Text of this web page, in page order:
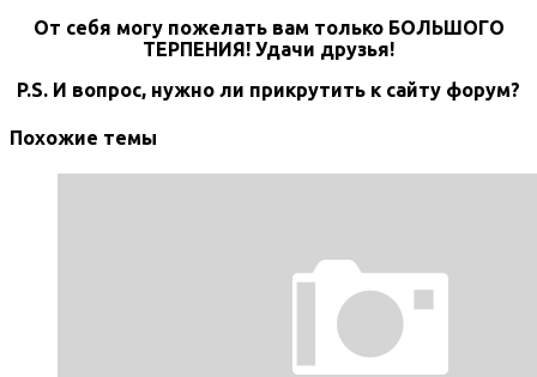
От себя могу пожелать вам только БОЛЬШОГО
ТЕРПЕНИЯ! Удачи друзья!
P.S. И вопрос, нужно ли прикрутить к сайту форум?
Похожие темы